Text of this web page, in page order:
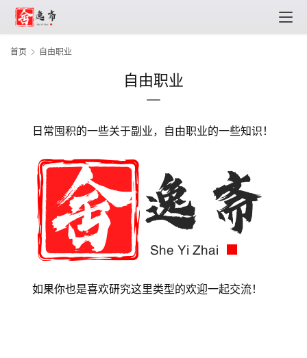
首页 自由职业
自由职业
日常囤积的一些关于副业，自由职业的一些知识！
如果你也是喜欢研究这里类型的欢迎一起交流！